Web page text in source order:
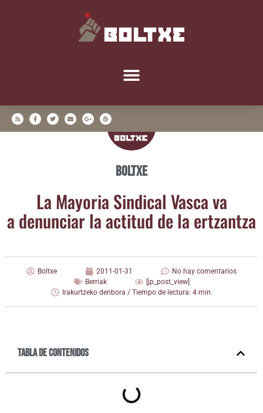
Boltxe
La Mayo­ria Sin­di­cal Vas­ca va
a denun­ciar la acti­tud de la ertzantza
Boltxe 2011-01-31
No hay comentarios
Berriak
[jp_post_view]
Irakurtzeko denbora / Tiempo de lectura: 4 min.
Tabla de contenidos